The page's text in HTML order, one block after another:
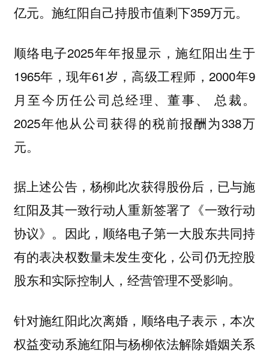
亿元。施红阳自己持股市值剩下359万元。
顺络电子2025年年报显示，施红阳出生于
1965年，现年61岁，高级工程师，2000年9
月至今历任公司总经理、董事、 总裁。
2025年他从公司获得的税前报酬为338万
元。
据上述公告，杨柳此次获得股份后，已与施
红阳及其一致行动人重新签署了《一致行动
协议》。因此，顺络电子第一大股东共同持
有的表决权数量未发生变化，公司仍无控股
股东和实际控制人，经营管理不受影响。
针对施红阳此次离婚，顺络电子表示，本次
权益变动系施红阳与杨柳依法解除婚姻关系